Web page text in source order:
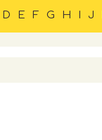
D E F G H I J